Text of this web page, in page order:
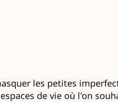
les petites
de vie où l'on